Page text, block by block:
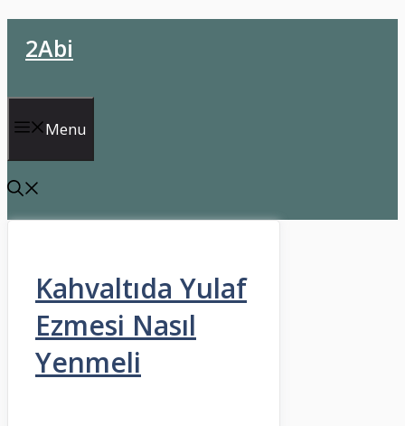
atla2Abi
Menu
Kahvaltıda Yulaf
Ezmesi Nasıl
Yenmeli